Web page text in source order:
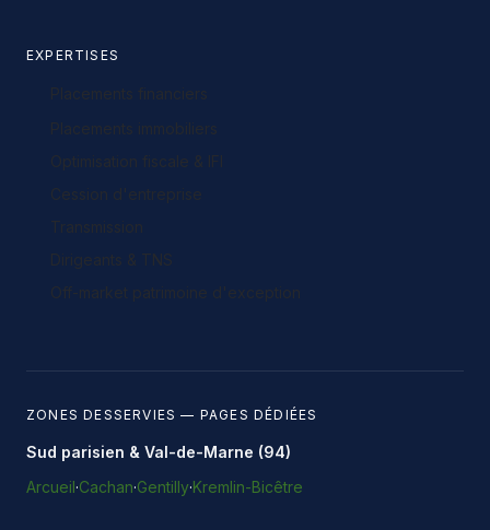
EXPERTISES
ZONES DESSERVIES — PAGES DÉDIÉES
Sud parisien & Val-de-Marne (94)
Arcueil·Cachan·Gentilly·Kremlin-Bicêtre